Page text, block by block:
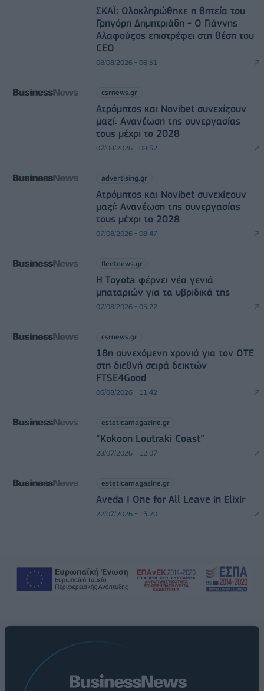
ΣΚΑΪ: Ολοκληρώθηκε η θητεία του
Γρηγόρη Δημητριάδη - Ο Γιάννης
Αλαφούζος επιστρέφει στη θέση του
CEO
08/08/2026 - 06:51
csrnews.gr
Ατρόμητος και Novibet συνεχίζουν
μαζί: Ανανέωση της συνεργασίας
τους μέχρι το 2028
07/08/2026 - 08:52
advertising.gr
Ατρόμητος και Novibet συνεχίζουν
μαζί: Ανανέωση της συνεργασίας
τους μέχρι το 2028
07/08/2026 - 08:47
fleetnews.gr
Η Toyota φέρνει νέα γενιά
μπαταριών για τα υβριδικά της
07/08/2026 - 05:22
csrnews.gr
18η συνεχόμενη χρονιά για τον ΟΤΕ
στη διεθνή σειρά δεικτών
FTSE4Good
06/08/2026 - 11:42
esteticamagazine.gr
“Kokoon Loutraki Coast”
28/07/2026 - 12:07
esteticamagazine.gr
Aveda I One for All Leave in Elixir
22/07/2026 - 13:20